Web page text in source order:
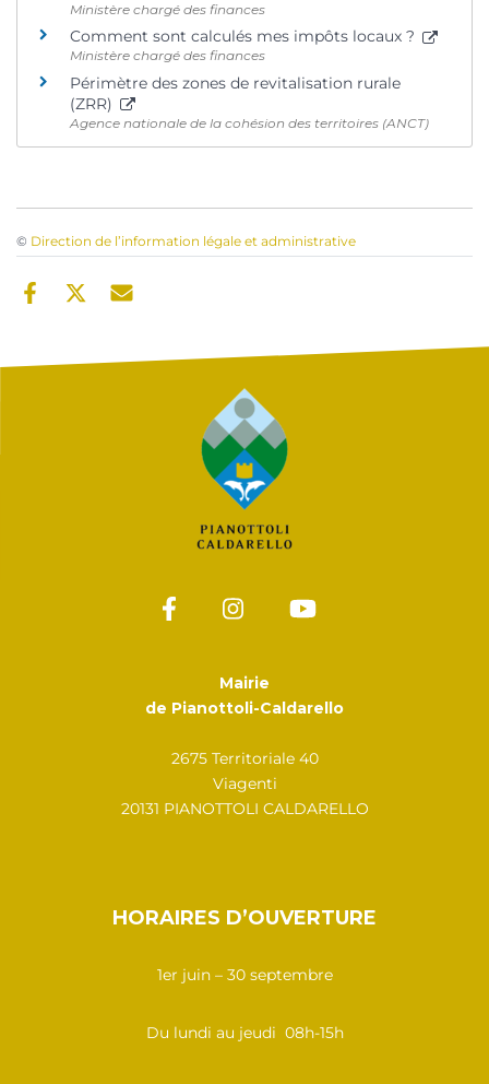
Ministère chargé des finances
Comment sont calculés mes impôts locaux ?
Ministère chargé des finances
Périmètre des zones de revitalisation rurale
(ZRR)
Agence nationale de la cohésion des territoires (ANCT)
© Direction de l’information légale et administrative
Mairie
de Pianottoli-Caldarello
2675 Territoriale 40
Viagenti
20131 PIANOTTOLI CALDARELLO
HORAIRES D’OUVERTURE
1er juin – 30 septembre
Du lundi au jeudi 08h-15h